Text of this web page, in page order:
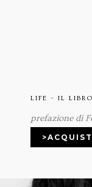
LIFE – IL LIBRO
prefazione di